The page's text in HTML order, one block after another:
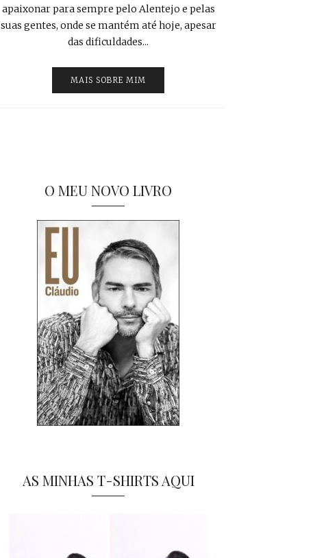
apaixonar para sempre pelo Alentejo e pelas
suas gentes, onde se mantém até hoje, apesar
das dificuldades...
MAIS SOBRE MIM
O MEU NOVO LIVRO
AS MINHAS T-SHIRTS AQUI